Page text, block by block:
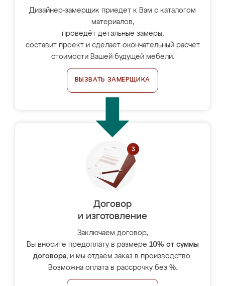
Дизайнер-замерщик приедет к Вам с каталогом
материалов,
проведёт детальные замеры,
составит проект и сделает окончательный расчёт
стоимости Вашей будущей мебели.
ВЫЗВАТЬ ЗАМЕРЩИКА
Договор
и изготовление
Заключаем договор,
Вы вносите предоплату в размере 10% от суммы
договора, и мы отдаём заказ в производство.
Возможна оплата в рассрочку без %.